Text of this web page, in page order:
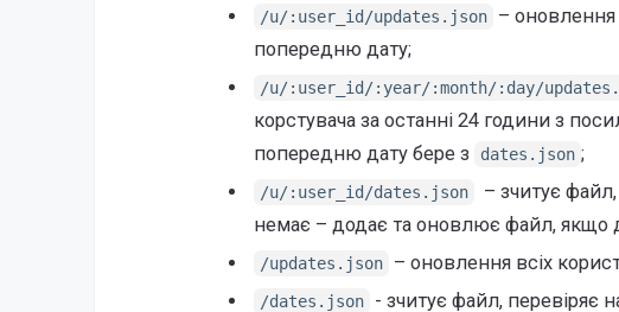
/u/:user_id/updates.json
– оновлення
попередню дату;
/u/:user_id/:year/:month/:day/
корстувача за останні 24 години з
попередню дату бере з
dates.json ;
/u/:user_id/dates.json
– зчитує
немає – додає та оновлює файл, якщо
/updates.json – оновлення всіх
/dates.json
- зчитує файл, перевіряє